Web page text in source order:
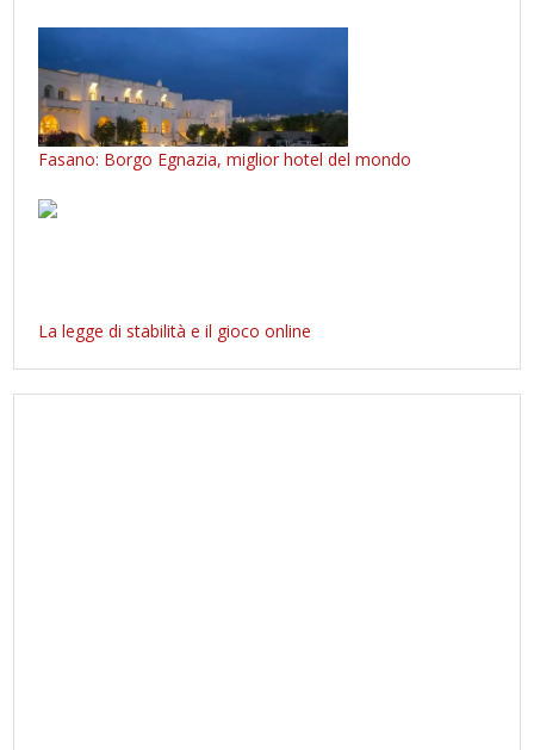
Fasano: Borgo Egnazia, miglior hotel del mondo
La legge di stabilità e il gioco online